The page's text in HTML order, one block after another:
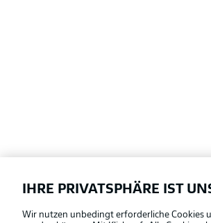
Football as it's meant to be
IHRE PRIVATSPHÄRE IST
Wir nutzen unbedingt erforderliche Cookies